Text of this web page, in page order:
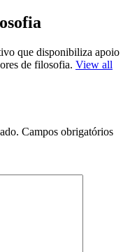
que disponibiliza apoio
de filosofia. View all
Campos obrigatórios